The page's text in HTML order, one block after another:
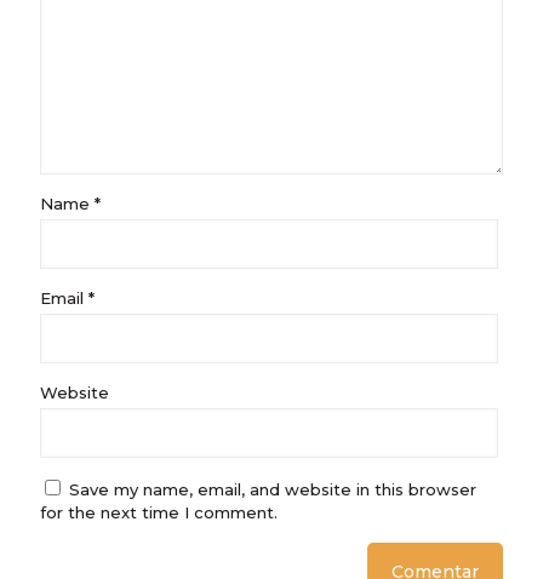
Name *
Email *
Website
Save my name, email, and website in this browser
for the next time I comment.